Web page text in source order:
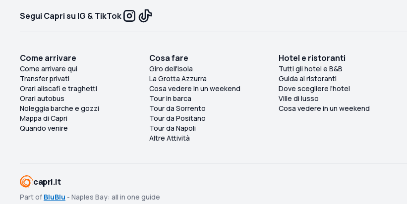
Segui Capri su IG & TikTok
Come arrivare
Come arrivare qui
Transfer privati
Orari aliscafi e traghetti
Orari autobus
Noleggia barche e gozzi
Mappa di Capri
Quando venire
Cosa fare
Giro dell'isola
La Grotta Azzurra
Cosa vedere in un weekend
Tour in barca
Tour da Sorrento
Tour da Positano
Tour da Napoli
Altre Attività
Hotel e ristoranti
Tutti gli hotel e B&B
Guida ai ristoranti
Dove scegliere l'hotel
Ville di lusso
Cosa vedere in un weekend
capri.it
Part of BluBlu - Naples Bay: all in one guide